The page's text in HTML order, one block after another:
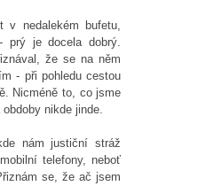
v nedalekém bufetu,
prý je docela dobrý.
že se na něm
- při pohledu cestou
Nicméně to, co jsme
nikde jinde.
nám justiční stráž
telefony, neboť
se, že ač jsem